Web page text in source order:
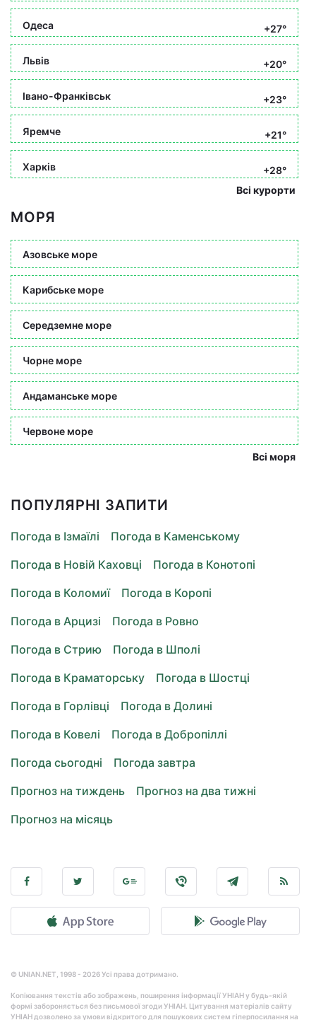
Одеса +27°
Львів +20°
Івано-Франківськ +23°
Яремче +21°
Харків
+28°
Всі курорти
МОРЯ
Азовське море
Карибське море
Середземне море
Чорне море
Андаманське море
Червоне море
Всі моря
ПОПУЛЯРНІ ЗАПИТИ
Погода в Ізмаїлі
Погода в Каменському
Погода в Новій Каховці
Погода в Конотопі
Погода в Коломиї
Погода в Коропі
Погода в Арцизі
Погода в Ровно
Погода в Стрию
Погода в Шполі
Погода в Краматорську
Погода в Шостці
Погода в Горлівці
Погода в Долині
Погода в Ковелі
Погода в Добропіллі
Погода сьогодні
Погода завтра
Прогноз на тиждень
Прогноз на два тижні
Прогноз на місяць
© UNIAN.NET, 1998 - 2026 Усі права дотримано.
Копіювання текстів або зображень, поширення інформації УНІАН у будь-якій
формі забороняється без письмової згоди УНІАН. Цитування матеріалів сайту
УНІАН дозволено за умови відкритого для пошукових систем гіперпосилання на